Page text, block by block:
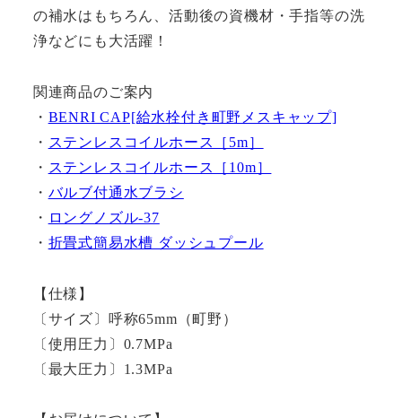
個
の補水はもちろん、活動後の資機材・手指等の洗
浄などにも大活躍！
関連商品のご案内
・ BENRI CAP[給水栓付き町野メスキャップ]
・ ステンレスコイルホース［5m］
・ ステンレスコイルホース［10m］
・ バルブ付通水ブラシ
・ ロングノズル-37
・ 折畳式簡易水槽 ダッシュプール
【仕様】
〔サイズ〕呼称65mm（町野）
〔使用圧力〕0.7MPa
〔最大圧力〕1.3MPa